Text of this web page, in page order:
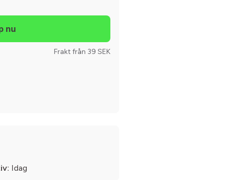
Frakt från 39 SEK
Idag